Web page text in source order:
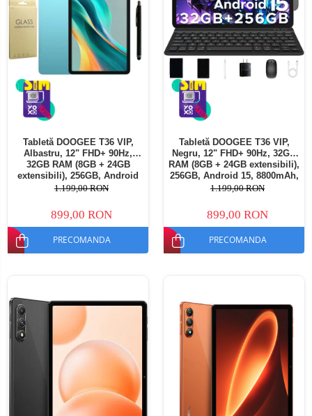
Tabletă DOOGEE T36 VIP,
Albastru, 12" FHD+ 90Hz,
32GB RAM (8GB + 24GB
extensibili), 256GB, Android
15, 8800mAh, Dual SIM
1.199,00 RON
899,00 RON
PRECOMANDA
Tabletă DOOGEE T36 VIP,
Negru, 12" FHD+ 90Hz, 32GB
RAM (8GB + 24GB extensibili),
256GB, Android 15, 8800mAh,
Dual SIM
1.199,00 RON
899,00 RON
PRECOMANDA